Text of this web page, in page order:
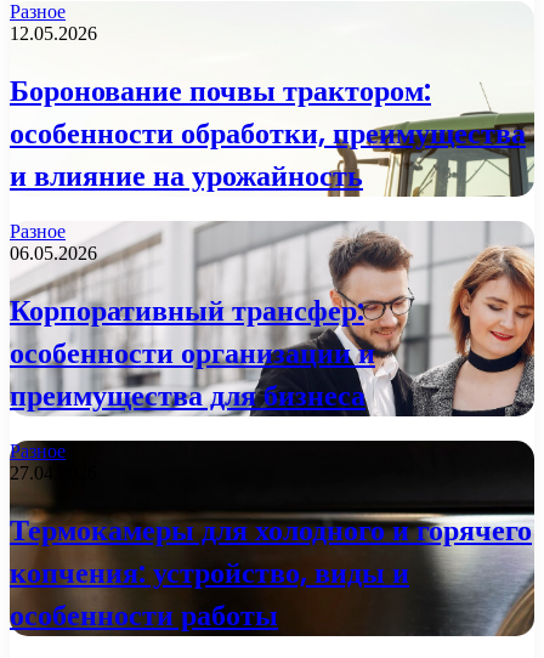
Разное
12.05.2026
Боронование почвы трактором:
особенности обработки, преимущества
и влияние на урожайность
Разное
06.05.2026
Корпоративный трансфер:
особенности организации и
преимущества для бизнеса
Разное
27.04.2026
Термокамеры для холодного и горячего
копчения: устройство, виды и
особенности работы